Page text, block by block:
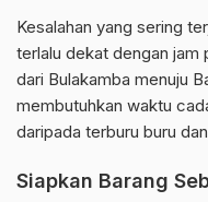
Kesalahan yang sering
terlalu dekat dengan jam
dari Bulakamba menuju
membutuhkan waktu
daripada terburu buru
Siapkan Barang